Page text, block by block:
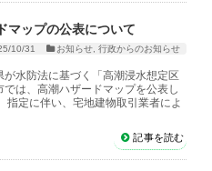
ップの公表について
10/31 お知らせ 行政からのお知らせ
水防法に基づく「高潮浸水想定区
は、高潮ハザードマップを公表し
指定に伴い、宅地建物取引業者によ
記事を読む